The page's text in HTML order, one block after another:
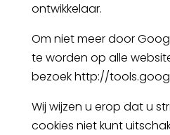
ontwikkelaar.
Om niet meer door
te worden op alle
bezoekhttp://
Wij wijzen u erop dat u
cookies niet kunt